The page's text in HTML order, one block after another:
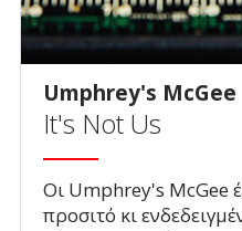
Umphrey's McGee
It's Not Us
Οι Umphrey's McGee
προσιτό κι